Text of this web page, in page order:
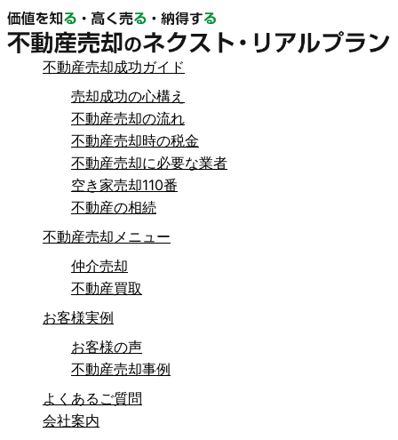
不動産売却成功ガイド
売却成功の心構え
不動産売却の流れ
不動産売却時の税金
不動産売却に必要な業者
空き家売却110番
不動産の相続
不動産売却メニュー
仲介売却
不動産買取
お客様実例
お客様の声
不動産売却事例
よくあるご質問
会社案内